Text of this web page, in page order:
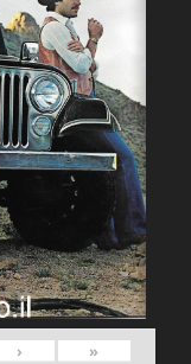
«
‹